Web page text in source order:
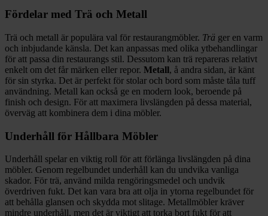
Fördelar med Trä och Metall
Trä och metall är populära val för restaurangmöbler. Trä ger en varm
och inbjudande känsla. Det kan anpassas med olika ytbehandlingar
för att passa din restaurangs stil. Dessutom kan trä repareras relativt
enkelt om det får märken eller repor. Metall, å andra sidan, är känt
för sin styrka. Det är perfekt för stolar och bord som måste tåla tuff
användning. Metall kan också ge en modern look, beroende på
finish och design. För att maximera livslängden på dessa material,
överväg att kombinera dem i dina möbler.
Underhåll för Hållbara Möbler
Underhåll spelar en viktig roll för att förlänga livslängden på dina
möbler. Genom regelbundet underhåll kan du undvika vanliga
skador. För trä, använd milda rengöringsmedel och undvik
överdriven fukt. Det kan vara bra att olja in ytorna regelbundet för
att behålla glansen och skydda mot slitage. Metallmöbler kräver
mindre underhåll, men det är viktigt att torka bort fukt för att